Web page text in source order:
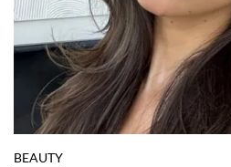
BEAUTY